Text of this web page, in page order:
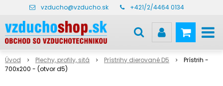
vzducho@vzducho.sk +421/2/4464 0134
Úvod Plechy, profily, sitá Prístrihy dierované D5
Prístrih -
700x200 - (otvor d5)